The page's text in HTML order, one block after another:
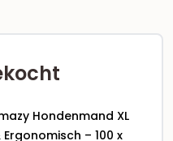
Hondenmand XL
– 100 x